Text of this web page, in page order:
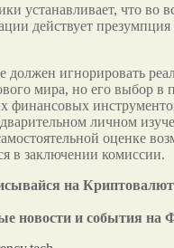
устанавливает, что во
действует презумпция
должен игнорировать
мира, но его выбор в
финансовых
личном
оценке
в заключении комиссии.
на
новости и события на